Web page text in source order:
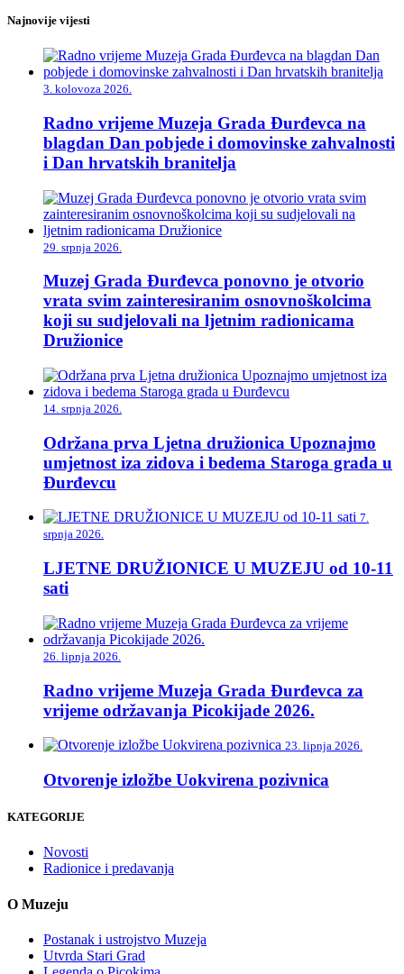
Najnovije vijesti
3. kolovoza 2026.
Radno vrijeme Muzeja Grada Đurđevca na
blagdan Dan pobjede i domovinske zahvalnosti
i Dan hrvatskih branitelja
29. srpnja 2026.
Muzej Grada Đurđevca ponovno je otvorio
vrata svim zainteresiranim osnovnoškolcima
koji su sudjelovali na ljetnim radionicama
Družionice
14. srpnja 2026.
Održana prva Ljetna družionica Upoznajmo
umjetnost iza zidova i bedema Staroga grada u
Đurđevcu
7.
srpnja 2026.
LJETNE DRUŽIONICE U MUZEJU od 10-11
sati
26. lipnja 2026.
Radno vrijeme Muzeja Grada Đurđevca za
vrijeme održavanja Picokijade 2026.
23. lipnja 2026.
Otvorenje izložbe Uokvirena pozivnica
KATEGORIJE
Novosti
Radionice i predavanja
O Muzeju
Postanak i ustrojstvo Muzeja
Utvrda Stari Grad